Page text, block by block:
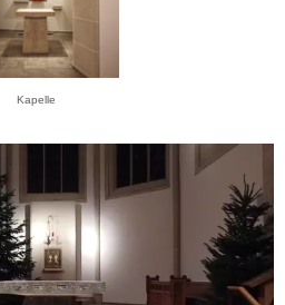
Kapelle